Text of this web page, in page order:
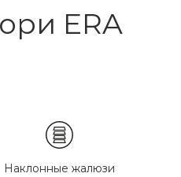
ERA
Наклонные жалюзи